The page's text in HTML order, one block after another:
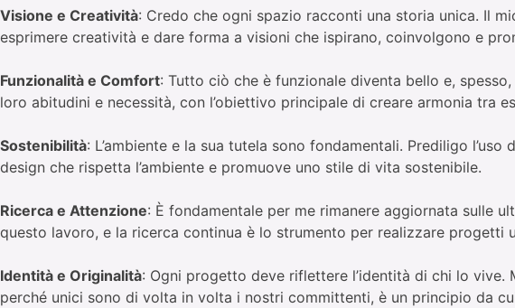
Visione e Creatività: Credo che ogni spazio racconti una storia unica. Il
esprimere creatività e dare forma a visioni che ispirano, coinvolgono e
Funzionalità e Comfort: Tutto ciò che è funzionale diventa bello e,
loro abitudini e necessità, con l’obiettivo principale di creare armonia tra
Sostenibilità: L’ambiente e la sua tutela sono fondamentali. Prediligo
design che rispetta l’ambiente e promuove uno stile di vita sostenibile.
Ricerca e Attenzione: È fondamentale per me rimanere aggiornata sulle
questo lavoro, e la ricerca continua è lo strumento per realizzare
Identità e Originalità: Ogni progetto deve riflettere l’identità di chi lo vive.
perché unici sono di volta in volta i nostri committenti, è un principio da